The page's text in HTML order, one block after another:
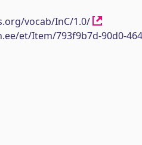
vocab/InC/1.0/
et/Item/793f9b7d-90d0-